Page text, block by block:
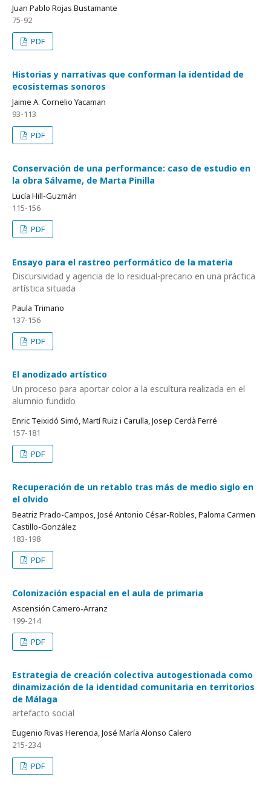
Juan Pablo Rojas Bustamante
75-92
PDF
Historias y narrativas que conforman la identidad de
ecosistemas sonoros
Jaime A. Cornelio Yacaman
93-113
PDF
Conservación de una performance: caso de estudio en
la obra Sálvame, de Marta Pinilla
Lucía Hill-Guzmán
115-156
PDF
Ensayo para el rastreo performático de la materia
Discursividad y agencia de lo residual-precario en una práctica
artística situada
Paula Trimano
137-156
PDF
El anodizado artístico
Un proceso para aportar color a la escultura realizada en el
alumnio fundido
Enric Teixidó Simó, Martí Ruiz i Carulla, Josep Cerdà Ferré
157-181
PDF
Recuperación de un retablo tras más de medio siglo en
el olvido
Beatriz Prado-Campos, José Antonio César-Robles, Paloma Carmen
Castillo-González
183-198
PDF
Colonización espacial en el aula de primaria
Ascensión Camero-Arranz
199-214
PDF
Estrategia de creación colectiva autogestionada como
dinamización de la identidad comunitaria en territorios
de Málaga
artefacto social
Eugenio Rivas Herencia, José María Alonso Calero
215-234
PDF